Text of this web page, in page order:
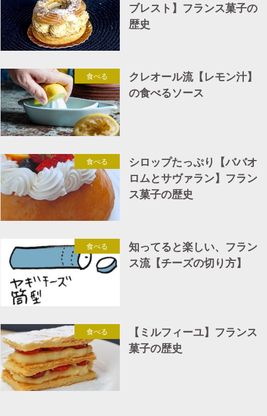
ブレスト】フランス菓子の
歴史
食べる
クレオール流【レモン汁】
の食べるソース
食べる
シロップたっぷり【ババオ
ロムとサヴァラン】フラン
ス菓子の歴史
食べる
知ってると楽しい、フラン
ス流【チーズの切り方】
食べる
【ミルフィーユ】フランス
菓子の歴史